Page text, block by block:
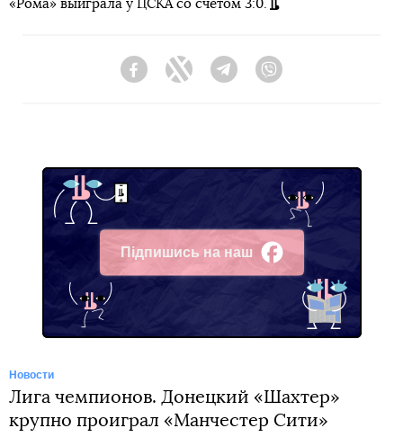
«Рома» выиграла у ЦСКА со счетом 3:0.
FacebookTwitter Telegram
Підпишись на наш
Facebook
Новости
Лига чемпионов. Донецкий «Шахтер»
крупно проиграл «Манчестер Сити»